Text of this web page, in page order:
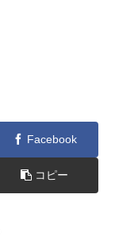
Facebook
コピー